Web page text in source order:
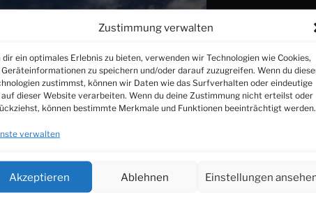
Zustimmung verwalten
dir ein optimales Erlebnis zu bieten, verwenden wir Technologien wie Cookies,
zu speichern und/oder darauf zuzugreifen. Wenn du
zustimmst, können wir Daten wie das Surfverhalten oder eindeutige
auf dieser Website verarbeiten. Wenn du deine Zustimmung nicht erteilst oder
können bestimmte Merkmale und Funktionen beeinträchtigt werden.
verwalten
Akzeptieren Ablehnen Einstellungen
warum ich
Vergangenheit…
Keine Fragen…
Recent